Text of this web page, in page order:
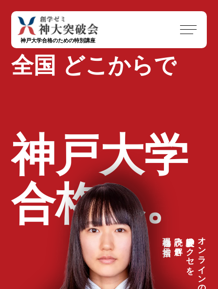
神戸大学合格のための特別講座
全国 どこからで
神戸大学
合格へ。
オンラインの対策講座で
神大受験のクセを
読み解き
現役合格を目指す